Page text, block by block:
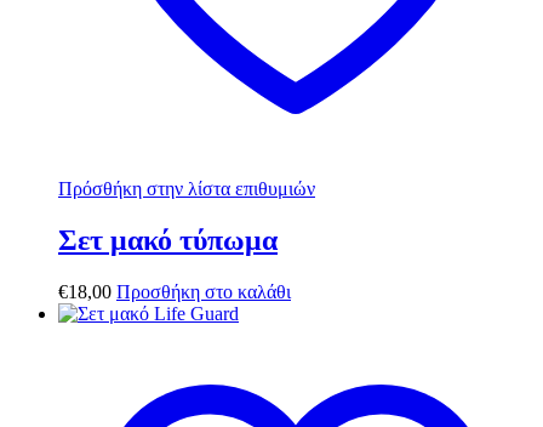
Πρόσθήκη στην λίστα επιθυμιών
Σετ μακό τύπωμα
€18,00 Προσθήκη στο καλάθι